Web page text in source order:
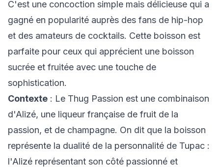
C'est une concoction simple mais délicieuse qui a
gagné en popularité auprès des fans de hip-hop
et des amateurs de cocktails. Cette boisson est
parfaite pour ceux qui apprécient une boisson
sucrée et fruitée avec une touche de
sophistication.
Contexte : Le Thug Passion est une combinaison
d'Alizé, une liqueur française de fruit de la
passion, et de champagne. On dit que la boisson
représente la dualité de la personnalité de Tupac :
l'Alizé représentant son côté passionné et